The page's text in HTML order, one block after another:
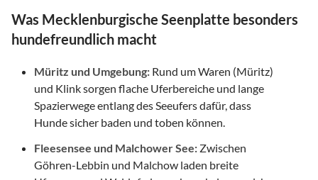
Was Mecklenburgische Seenplatte besonders
hundefreundlich macht
Müritz und Umgebung: Rund um Waren (Müritz)
und Klink sorgen flache Uferbereiche und lange
Spazierwege entlang des Seeufers dafür, dass
Hunde sicher baden und toben können.
Fleesensee und Malchower See: Zwischen
Göhren-Lebbin und Malchow laden breite